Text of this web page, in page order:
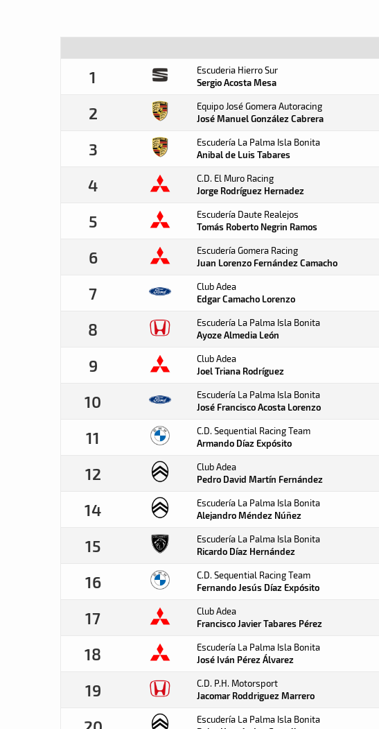
1 Escuderia Hierro Sur
Sergio Acosta Mesa
2 Equipo José Gomera Autoracing
José Manuel González Cabrera
3 Escudería La Palma Isla Bonita
Anibal de Luis Tabares
4 C.D. El Muro Racing
Jorge Rodríguez Hernadez
5 Escudería Daute Realejos
Tomás Roberto Negrin Ramos
6 Escudería Gomera Racing
Juan Lorenzo Fernández Camacho
7 Club Adea
Edgar Camacho Lorenzo
8 Escudería La Palma Isla Bonita
Ayoze Almedia León
9 Club Adea
Joel Triana Rodríguez
10 Escudería La Palma Isla Bonita
José Francisco Acosta Lorenzo
11 C.D. Sequential Racing Team
Armando Díaz Expósito
12 Club Adea
Pedro David Martín Fernández
14 Escudería La Palma Isla Bonita
Alejandro Méndez Núñez
15 Escudería La Palma Isla Bonita
Ricardo Díaz Hernández
16 C.D. Sequential Racing Team
Fernando Jesús Díaz Expósito
17 Club Adea
Francisco Javier Tabares Pérez
18 Escudería La Palma Isla Bonita
José Iván Pérez Álvarez
19 C.D. P.H. Motorsport
Jacomar Roddriguez Marrero
Escudería La Palma Isla Bonita